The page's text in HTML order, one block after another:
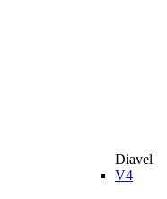
Diavel
V4